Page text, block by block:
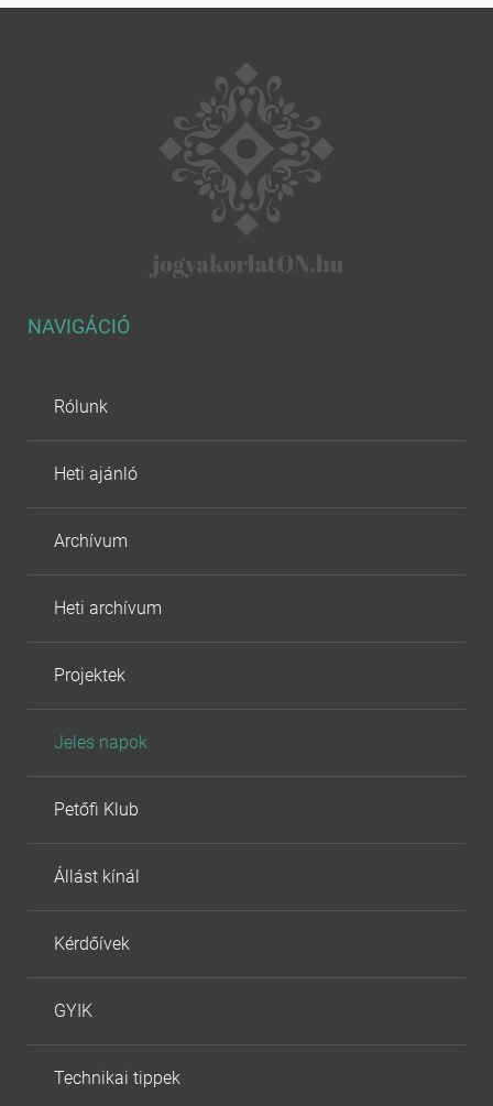
NAVIGÁCIÓ
Rólunk
Heti ajánló
Archívum
Heti archívum
Projektek
Jeles napok
Petőfi Klub
Állást kínál
Kérdőívek
GYIK
Technikai tippek